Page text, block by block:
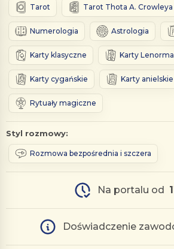
Tarot Tarot Thota A. Crowleya
Numerologia Astrologia
Karty klasyczne Karty
Karty cygańskie Karty anielskie
Rytuały magiczne
Styl rozmowy:
Rozmowa bezpośrednia i szczera
Na portalu od
Doświadczenie